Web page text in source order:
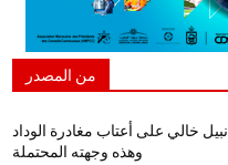
من المصدر
نبيل خالي على أعتاب مغادرة الوداد
وهذه وجهته المحتملة